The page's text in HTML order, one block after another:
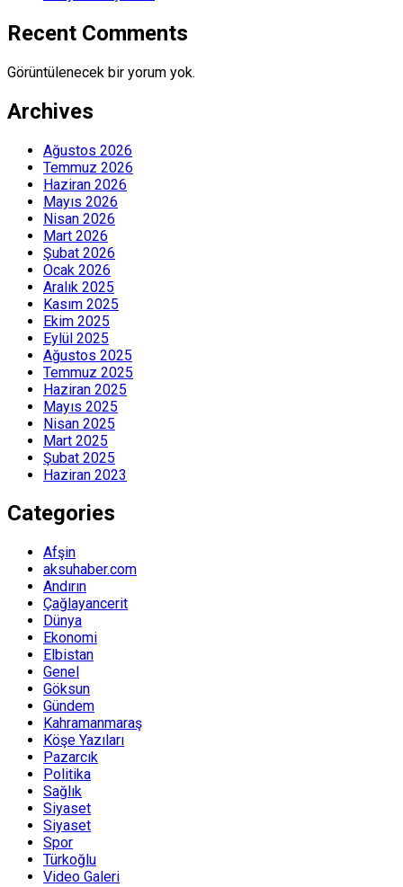
Recent Comments
Görüntülenecek bir yorum yok.
Archives
Ağustos 2026
Temmuz 2026
Haziran 2026
Mayıs 2026
Nisan 2026
Mart 2026
Şubat 2026
Ocak 2026
Aralık 2025
Kasım 2025
Ekim 2025
Eylül 2025
Ağustos 2025
Temmuz 2025
Haziran 2025
Mayıs 2025
Nisan 2025
Mart 2025
Şubat 2025
Haziran 2023
Categories
Afşin
aksuhaber.com
Andırın
Çağlayancerit
Dünya
Ekonomi
Elbistan
Genel
Göksun
Gündem
Kahramanmaraş
Köşe Yazıları
Pazarcık
Politika
Sağlık
Siyaset
Siyaset
Spor
Türkoğlu
Video Galeri